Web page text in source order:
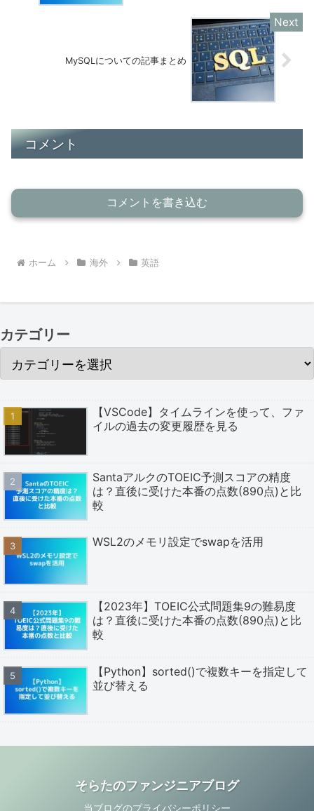
MySQLについての記事まとめ
コメント
コメントを書き込む
ホーム 海外 英語
カテゴリー
【VSCode】タイムラインを使って、ファ
イルの過去の変更履歴を見る
SantaアルクのTOEIC予測スコアの精度
は？直後に受けた本番の点数(890点)と比
較
WSL2のメモリ設定でswapを活用
【2023年】TOEIC公式問題集9の難易度
は？直後に受けた本番の点数(890点)と比
較
【Python】sorted()で複数キーを指定して
並び替える
そらたのファンジニアブログ
当ブログのプライバシーポリシー